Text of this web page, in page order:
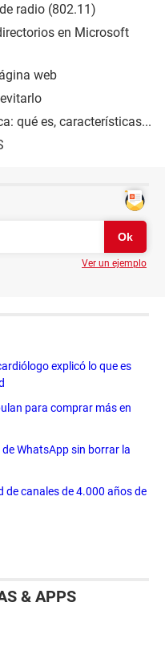
radio (802.11)
en Microsoft
web
qué es, características...
Ver un ejemplo
explicó lo que es
para comprar más en
WhatsApp sin borrar la
de canales de 4.000 años de
& APPS